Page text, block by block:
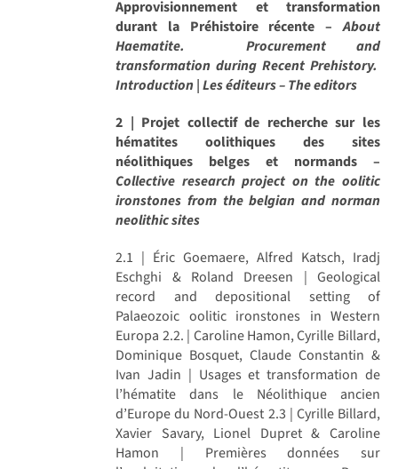
Approvisionnement et transformation
durant la Préhistoire récente –About
Haematite. Procurement and
transformation during Recent Prehistory.
Introduction | Les éditeurs – The editors
2 | Projet collectif de recherche sur les
hématites oolithiques des sites
néolithiques belges et normands –
Collective research project on the oolitic
ironstones from the belgian and norman
neolithic sites
2.1 | Éric Goemaere, Alfred Katsch, Iradj
Eschghi & Roland Dreesen | Geological
record and depositional setting of
Palaeozoic oolitic ironstones in Western
Europa 2.2. | Caroline Hamon, Cyrille Billard,
Dominique Bosquet, Claude Constantin &
Ivan Jadin | Usages et transformation de
l’hématite dans le Néolithique ancien
d’Europe du Nord-Ouest 2.3 | Cyrille Billard,
Xavier Savary, Lionel Dupret & Caroline
Hamon | Premières données sur